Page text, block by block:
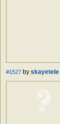
#1527 by skayetele